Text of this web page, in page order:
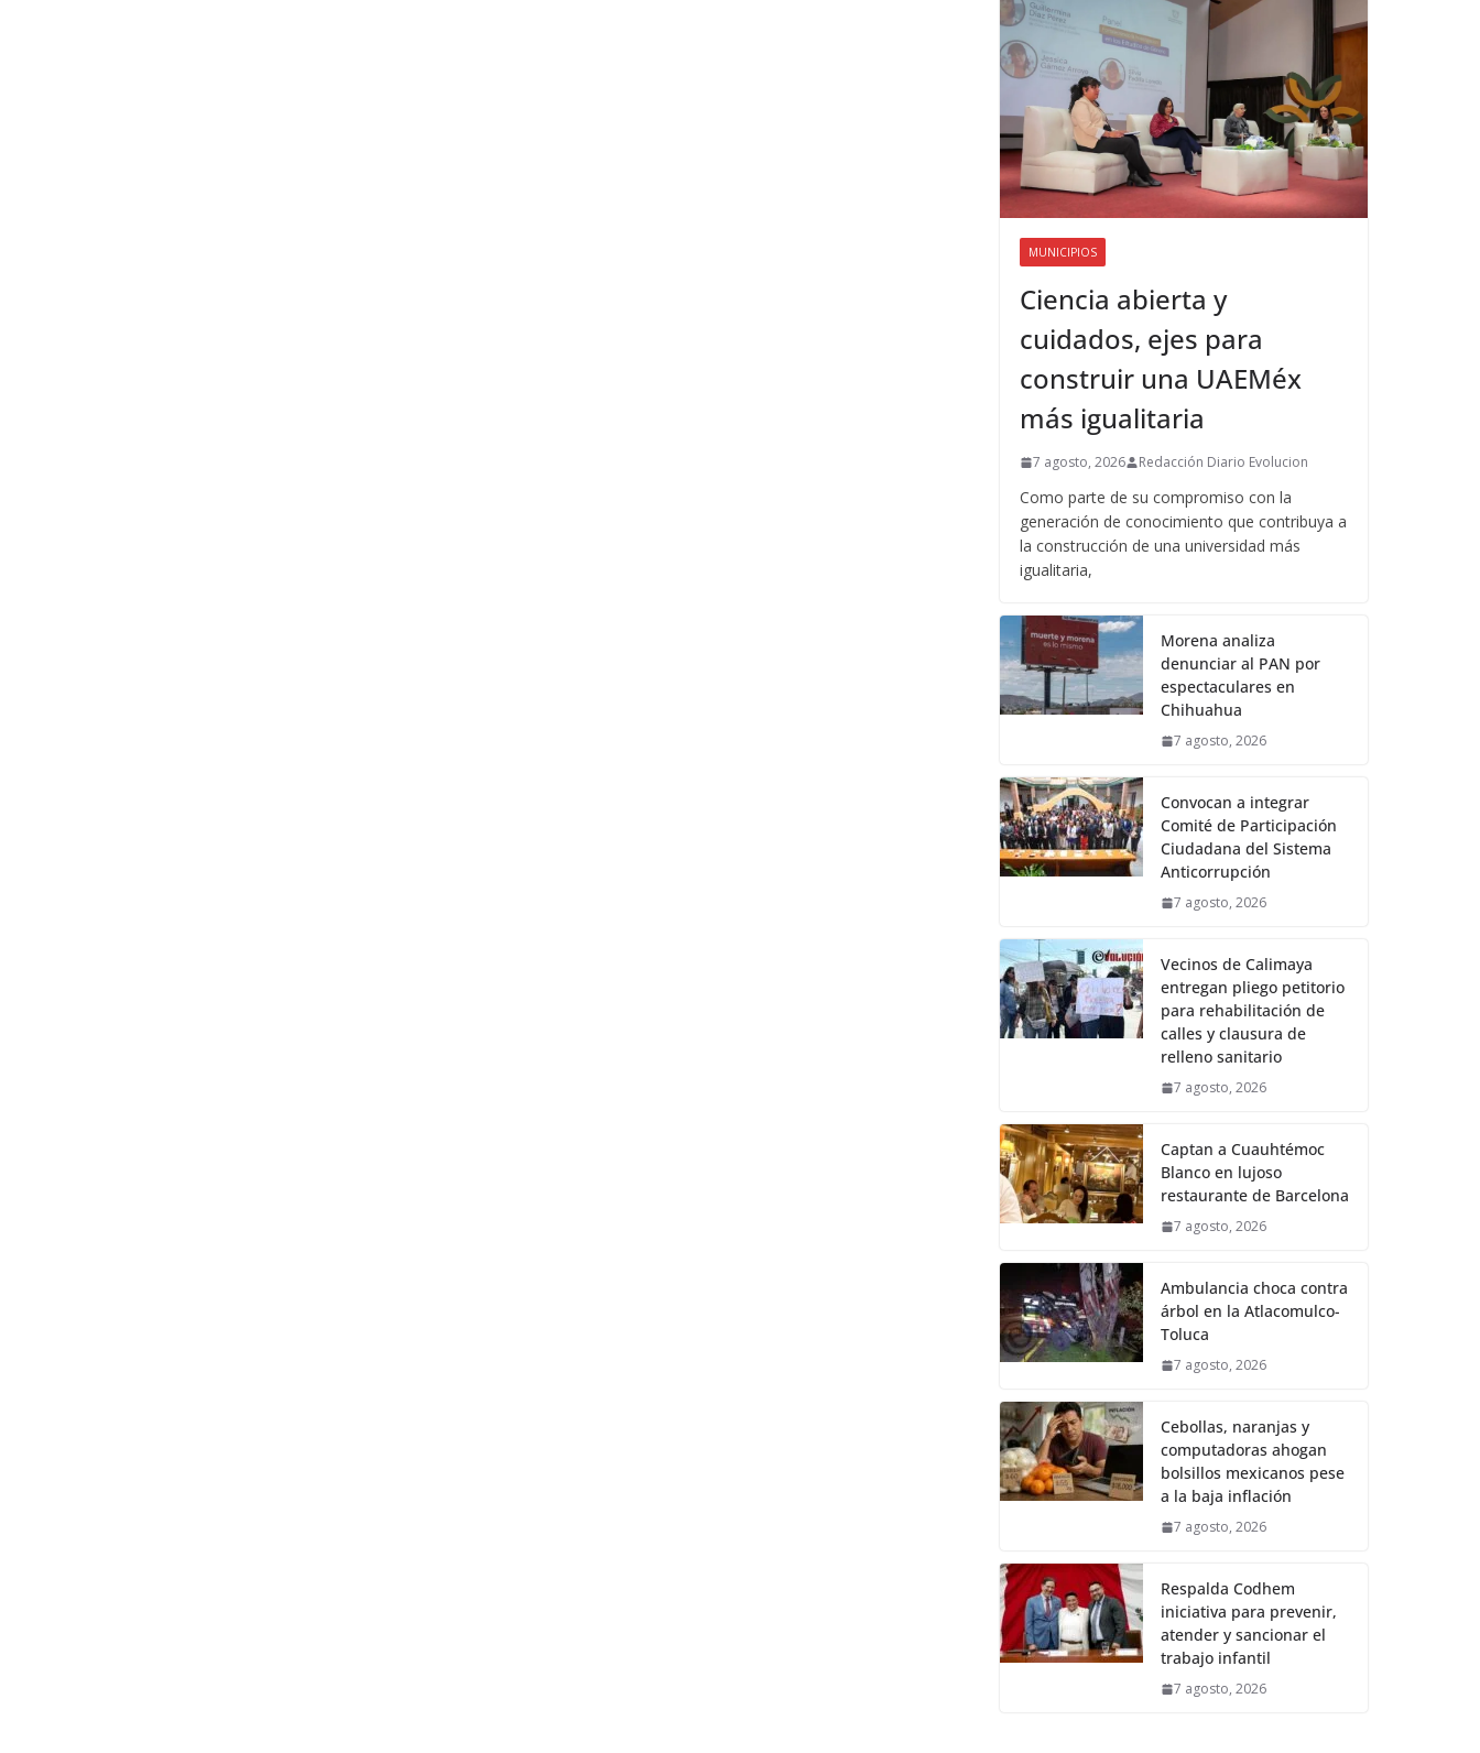
MUNICIPIOS
Ciencia abierta y
cuidados, ejes para
construir una UAEMéx
más igualitaria
7 agosto, 2026 Redacción Diario Evolucion
Como parte de su compromiso con la
generación de conocimiento que contribuya a
la construcción de una universidad más
igualitaria,
Morena analiza
denunciar al PAN por
espectaculares en
Chihuahua
7 agosto, 2026
Convocan a integrar
Comité de Participación
Ciudadana del Sistema
Anticorrupción
7 agosto, 2026
Vecinos de Calimaya
entregan pliego petitorio
para rehabilitación de
calles y clausura de
relleno sanitario
7 agosto, 2026
Captan a Cuauhtémoc
Blanco en lujoso
restaurante de Barcelona
7 agosto, 2026
Ambulancia choca contra
árbol en la Atlacomulco-
Toluca
7 agosto, 2026
Cebollas, naranjas y
computadoras ahogan
bolsillos mexicanos pese
a la baja inflación
7 agosto, 2026
Respalda Codhem
iniciativa para prevenir,
atender y sancionar el
trabajo infantil
7 agosto, 2026